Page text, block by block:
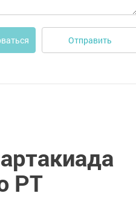
Отправить
РТ